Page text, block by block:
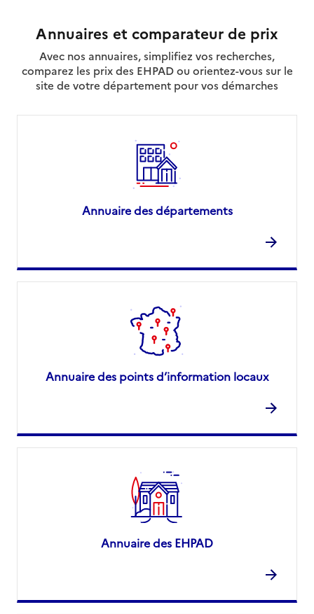
Annuaires et comparateur de prix
Avec nos annuaires, simplifiez vos recherches,
comparez les prix des EHPAD ou orientez-vous sur le
site de votre département pour vos démarches
Annuaire des départements
Annuaire des points d’information locaux
Annuaire des EHPAD